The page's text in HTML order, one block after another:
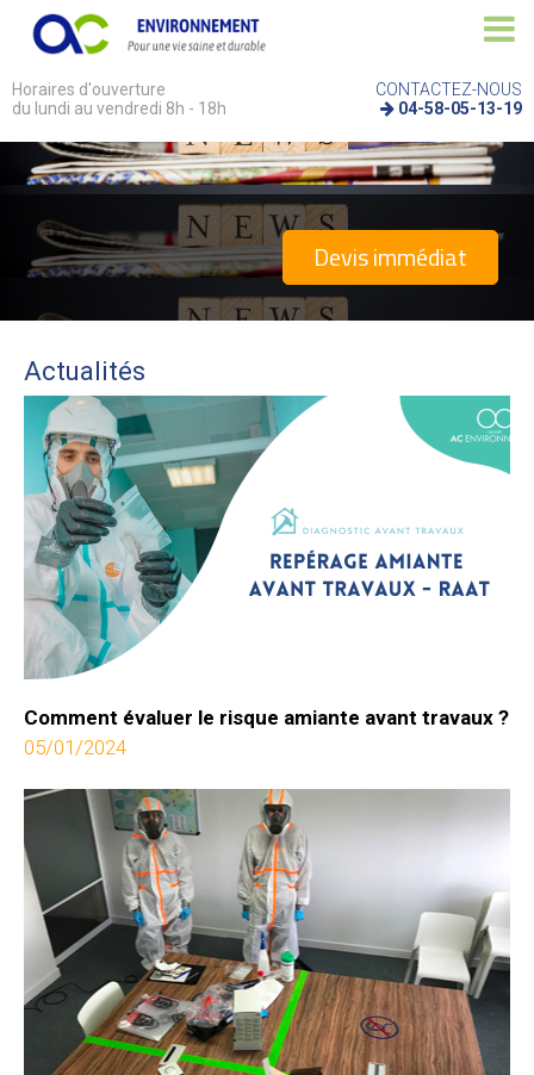
Horaires d'ouverture
du lundi au vendredi 8h - 18h
CONTACTEZ-NOUS
04-58-05-13-19
Devis immédiat
Actualités
Comment évaluer le risque amiante avant travaux ?
05/01/2024